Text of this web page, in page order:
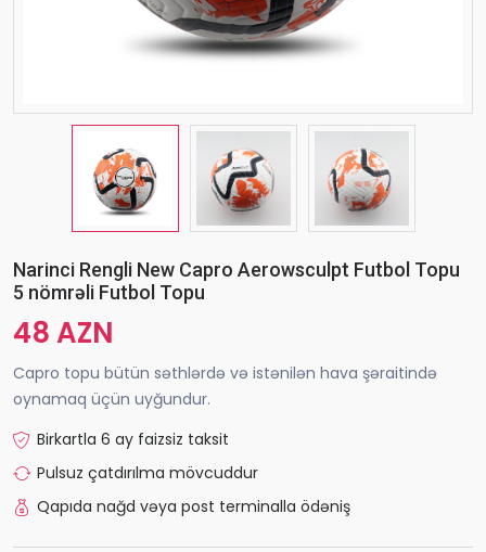
Narinci Rengli New Capro Aerowsculpt Futbol Topu
5 nömrəli Futbol Topu
48 AZN
Capro topu bütün səthlərdə və istənilən hava şəraitində
oynamaq üçün uyğundur.
Birkartla 6 ay faizsiz taksit
Pulsuz çatdırılma mövcuddur
Qapıda nağd vəya post terminalla ödəniş